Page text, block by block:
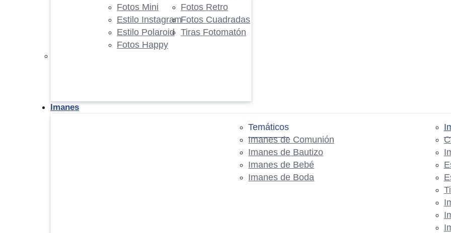
Fotos Mini
Estilo Instagram
Estilo Polaroid
Fotos Happy
Fotos Retro
Fotos Cuadradas
Tiras Fotomatón
Imanes
Temáticos
Imanes de Comunión
Imanes de Bautizo
Imanes de Bebé
Imanes de Boda